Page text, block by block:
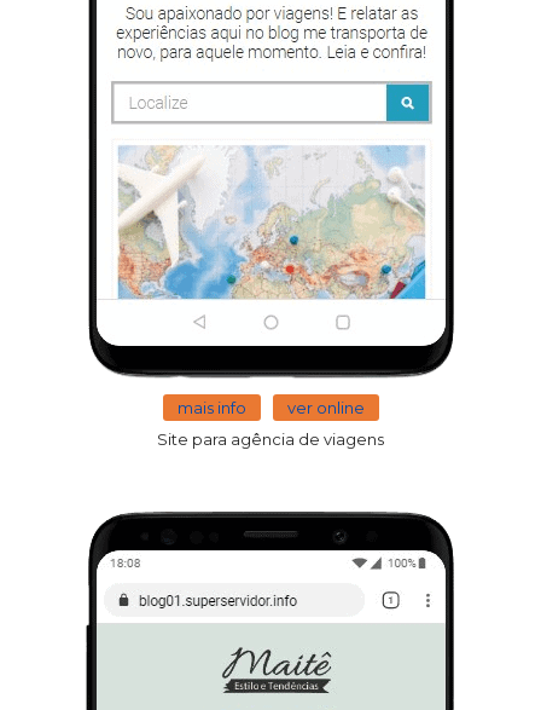
mais info
ver online
Site para agência de viagens